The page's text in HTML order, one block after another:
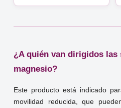
¿A quién van dirigidos
magnesio?
Este producto está indicado
movilidad reducida, que